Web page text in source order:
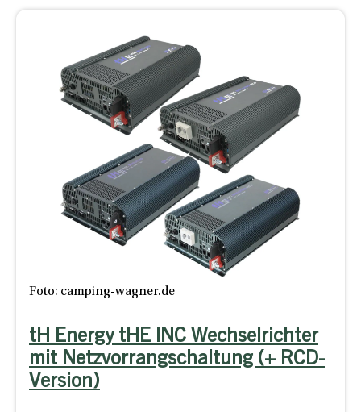
Foto: camping-wagner.de
tH Energy tHE INC Wechselrichter
mit Netzvorrangschaltung (+ RCD-
Version)